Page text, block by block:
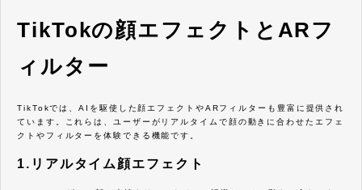
TikTokの顔エフェクトとARフ
ィルター
TikTokでは、AIを駆使した顔エフェクトやARフィルターも豊富に提供され
ています。これらは、ユーザーがリアルタイムで顔の動きに合わせたエフェ
クトやフィルターを体験できる機能です。
1.リアルタイム顔エフェクト